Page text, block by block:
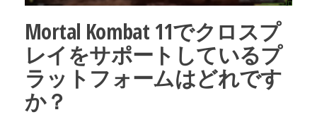
Mortal Kombat 11でクロスプ
レイをサポートしているプ
ラットフォームはどれです
か？